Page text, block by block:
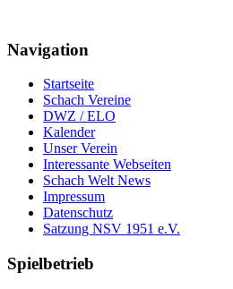
Navigation
Startseite
Schach Vereine
DWZ / ELO
Kalender
Unser Verein
Interessante Webseiten
Schach Welt News
Impressum
Datenschutz
Satzung NSV 1951 e.V.
Spielbetrieb